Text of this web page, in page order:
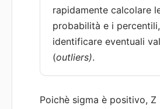
rapidamente calcolare
probabilità e i
identificare eventuali
(outliers).
Poichè sigma è positivo,